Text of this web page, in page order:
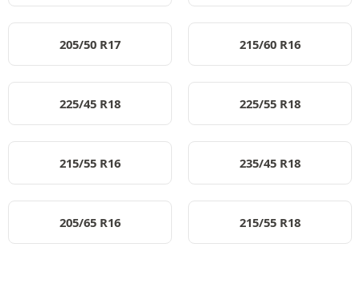
205/50 R17 215/60 R16
225/45 R18 225/55 R18
215/55 R16 235/45 R18
205/65 R16 215/55 R18